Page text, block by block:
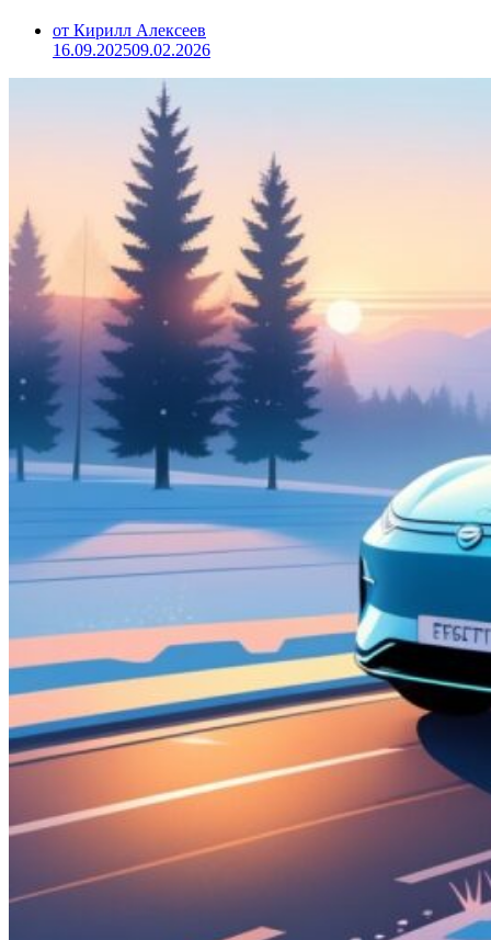
от Кирилл Алексеев
16.09.202509.02.2026